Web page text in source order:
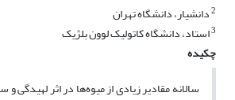
2دانشیار، دانشگاه تهران
3استاد، دانشگاه کاتولیک لوون بلژیک
چکیده
سالانه مقادیر زیادی از میوه‌ها در اثر